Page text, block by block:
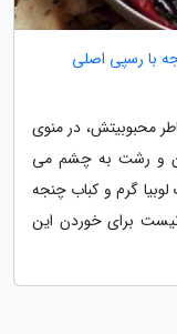
با رسپی اصلی
محبوبیتش، در منوی
و رشت به چشم می
گرم و کباب چنجه
برای خوردن این